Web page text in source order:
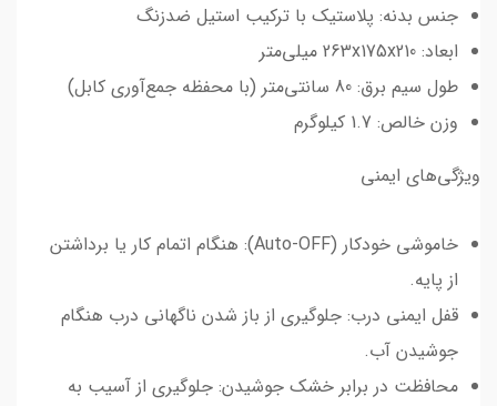
جنس بدنه: پلاستیک با ترکیب استیل ضدزنگ
ابعاد: 263x175x210 میلی‌متر
طول سیم برق: 80 سانتی‌متر (با محفظه جمع‌آوری کابل)
وزن خالص: 1.7 کیلوگرم
ویژگی‌های ایمنی
خاموشی خودکار (Auto-OFF): هنگام اتمام کار یا برداشتن
از پایه.
قفل ایمنی درب: جلوگیری از باز شدن ناگهانی درب هنگام
جوشیدن آب.
محافظت در برابر خشک جوشیدن: جلوگیری از آسیب به